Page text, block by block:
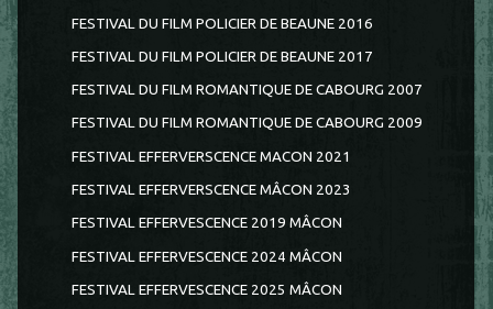
FESTIVAL DU FILM POLICIER DE BEAUNE 2016
FESTIVAL DU FILM POLICIER DE BEAUNE 2017
FESTIVAL DU FILM ROMANTIQUE DE CABOURG 2007
FESTIVAL DU FILM ROMANTIQUE DE CABOURG 2009
FESTIVAL EFFERVERSCENCE MACON 2021
FESTIVAL EFFERVERSCENCE MÂCON 2023
FESTIVAL EFFERVESCENCE 2019 MÂCON
FESTIVAL EFFERVESCENCE 2024 MÂCON
FESTIVAL EFFERVESCENCE 2025 MÂCON